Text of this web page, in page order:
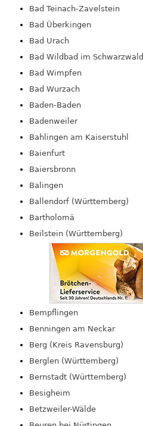
Bad Teinach-Zavelstein
Bad Überkingen
Bad Urach
Bad Wildbad im Schwarzwald
Bad Wimpfen
Bad Wurzach
Baden-Baden
Badenweiler
Bahlingen am Kaiserstuhl
Baienfurt
Baiersbronn
Balingen
Ballendorf (Württemberg)
Bartholomä
Beilstein (Württemberg)
Bempflingen
Benningen am Neckar
Berg (Kreis Ravensburg)
Berglen (Württemberg)
Bernstadt (Württemberg)
Besigheim
Betzweiler-Wälde